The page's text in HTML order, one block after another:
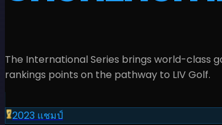
The International Series brings world-class
rankings points on the pathway to LIV Golf.
2023 แชมป์